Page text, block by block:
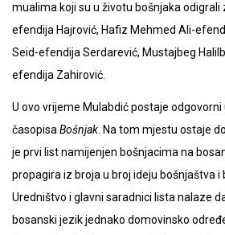
mualima koji su u životu bošnjaka odigrali
efendija Hajrović, Hafiz Mehmed Ali-
Seid-efendija Serdarević, Mustajbeg
efendija Zahirović.
U ovo vrijeme Mulabdić postaje odgovorni
časopisaBošnjak. Na tom mjestu ostaje
je prvi list namijenjen bošnjacima na
propagira iz broja u broj ideju bošnjaštva i
Uredništvo i glavni saradnici lista nalaze
bosanski jezik jednako domovinsko